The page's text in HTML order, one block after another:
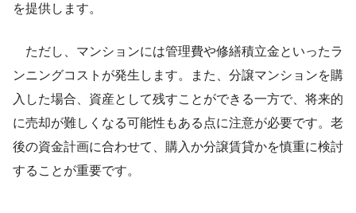
を提供します。
ただし、マンションには管理費や修繕積立金といったラ
ンニングコストが発生します。また、分譲マンションを購
入した場合、資産として残すことができる一方で、将来的
に売却が難しくなる可能性もある点に注意が必要です。老
後の資金計画に合わせて、購入か分譲賃貸かを慎重に検討
することが重要です。